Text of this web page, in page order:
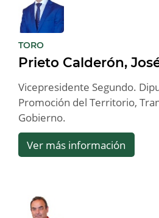
TORO:
Prieto Calderón,
Vicepresidente Segundo.
Promoción del Territorio,
Gobierno.
Ver más información